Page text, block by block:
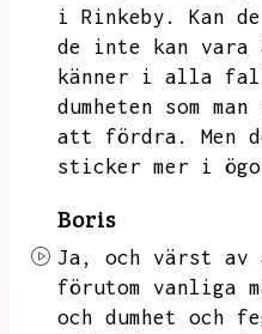
i Rinkeby.
Kan
de inte kan vara
känner i alla
dumheten som
att fördra.
Men
sticker mer i
Boris
Ja,
och värst
förutom vanliga
och dumhet och